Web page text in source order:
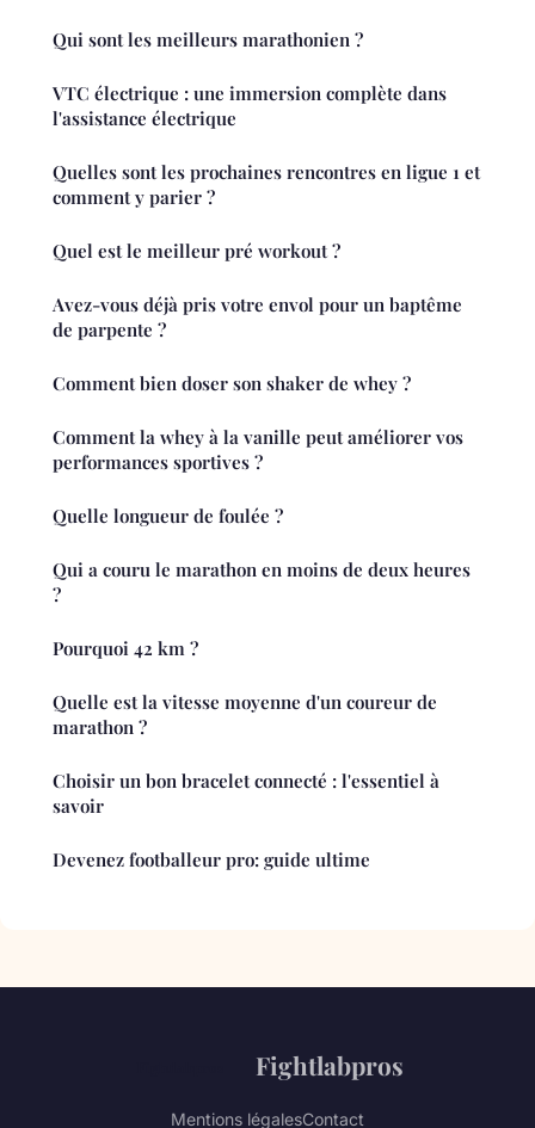
Qui sont les meilleurs marathonien ?
VTC électrique : une immersion complète dans
l'assistance électrique
Quelles sont les prochaines rencontres en ligue 1 et
comment y parier ?
Quel est le meilleur pré workout ?
Avez-vous déjà pris votre envol pour un baptême
de parpente ?
Comment bien doser son shaker de whey ?
Comment la whey à la vanille peut améliorer vos
performances sportives ?
Quelle longueur de foulée ?
Qui a couru le marathon en moins de deux heures
?
Pourquoi 42 km ?
Quelle est la vitesse moyenne d'un coureur de
marathon ?
Choisir un bon bracelet connecté : l'essentiel à
savoir
Devenez footballeur pro: guide ultime
Fightlabpros
Mentions légalesContact